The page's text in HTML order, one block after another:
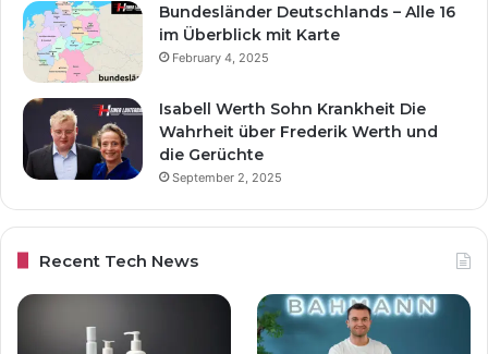
Bundesländer Deutschlands – Alle 16
im Überblick mit Karte
February 4, 2025
Isabell Werth Sohn Krankheit Die
Wahrheit über Frederik Werth und
die Gerüchte
September 2, 2025
Recent Tech News